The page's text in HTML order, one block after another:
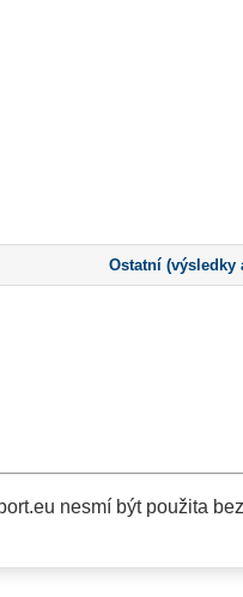
Ostatní (výsledky
nesmí být použita